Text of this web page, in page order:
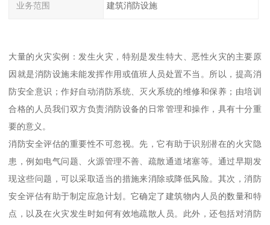
业务范围 建筑消防设施
大量的火灾实例：发生火灾，特别是发生特大、恶性火灾的主要原
因就是消防设施未能发挥作用或值班人员处置不当。所以，提高消
防安全意识；作好自动消防系统、灭火系统的维修和保养；由培训
合格的人员我们双方负责消防设备的日常管理和操作，具有十分重
要的意义。
消防安全评估的重要性不可忽视。先，它有助于识别潜在的火灾隐
患，例如电气问题、火源管理不善、疏散通道堵塞等。通过早期发
现这些问题，可以采取适当的措施来消除或降低风险。其次，消防
安全评估有助于制定应急计划。它确定了建筑物内人员的数量和特
点，以及在火灾发生时如何有效地疏散人员。此外，还包括对消防